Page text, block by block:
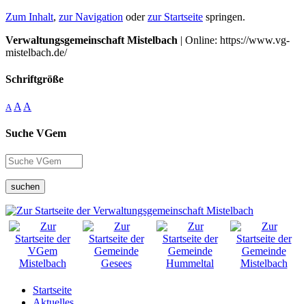
Zum Inhalt, zur Navigation oderzur Startseite springen.
Verwaltungsgemeinschaft Mistelbach | Online: https://www.vg-
mistelbach.de/
Schriftgröße
A A A
Suche VGem
suchen
Startseite